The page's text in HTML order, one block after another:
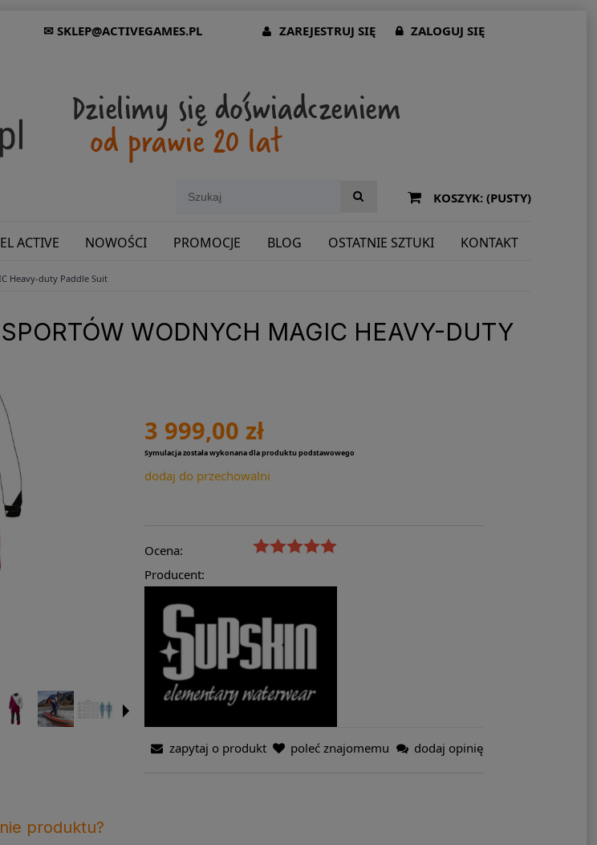
✉ SKLEP@ACTIVEGAMES.PL ZAREJESTRUJ SIĘ ZALOGUJ SIĘ
KOSZYK: (PUSTY)
ACTIVE NOWOŚCI PROMOCJE BLOG OSTATNIE SZTUKI KONTAKT
ODWIEDŹ NAS NA ŚLĄSKU!
Heavy-duty Paddle Suit
WODNYCH MAGIC HEAVY-DUTY
3 999,00 zł
Symulacja została wykonana dla produktu podstawowego
dodaj do przechowalni
Ocena:
Producent:
zapytaj o produkt poleć znajomemu dodaj opinię
produktu?